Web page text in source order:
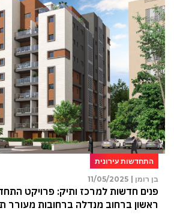
התחדשות עירונית
בן רומן |
11/05/2025
פנים חדשות למרכז ותיק: פרויקט
ראשון ברחוב מנדלה ברחובות מעורר